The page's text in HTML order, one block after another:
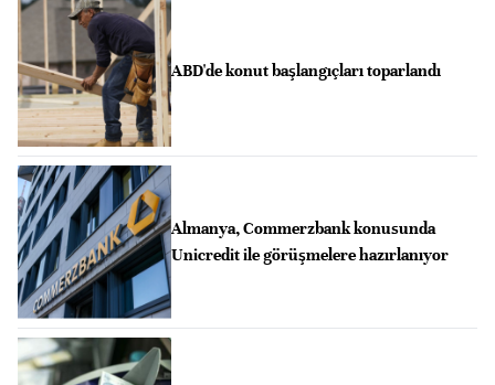
ABD'de konut başlangıçları toparlandı
Almanya, Commerzbank konusunda
Unicredit ile görüşmelere hazırlanıyor